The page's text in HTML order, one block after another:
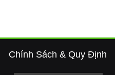
Chính Sách & Quy Định